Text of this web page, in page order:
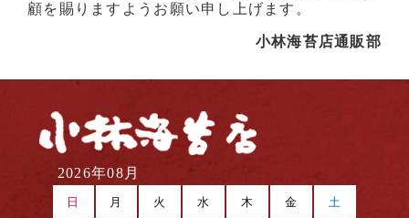
顧を賜りますようお願い申し上げます。
小林海苔店通販部
2026年08月
日 月 火 水 木 金 土